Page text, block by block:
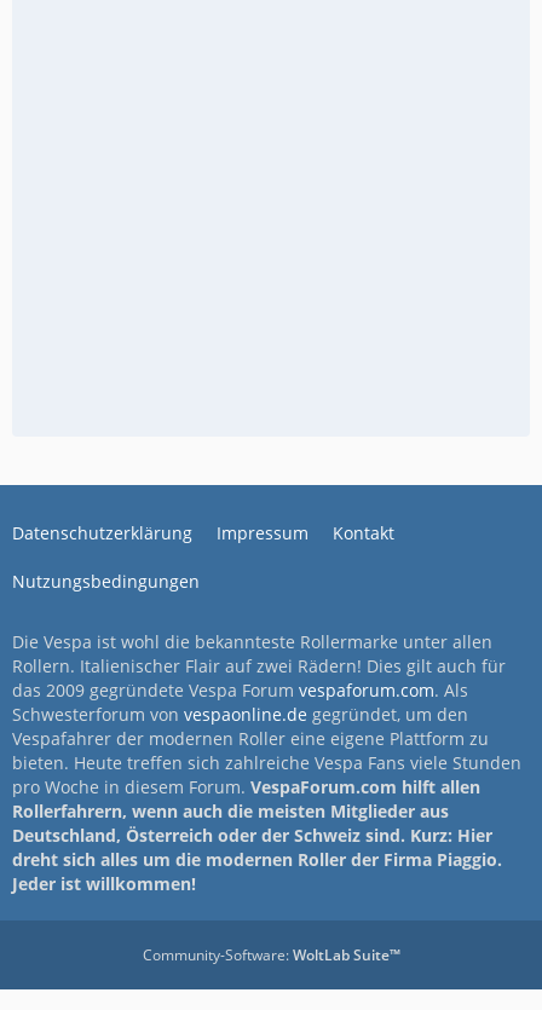
Datenschutzerklärung Impressum Kontakt
Nutzungsbedingungen
Die Vespa ist wohl die bekannteste Rollermarke unter allen
Rollern. Italienischer Flair auf zwei Rädern! Dies gilt auch für
das 2009 gegründete Vespa Forum vespaforum.com. Als
Schwesterforum von vespaonline.de gegründet, um den
Vespafahrer der modernen Roller eine eigene Plattform zu
bieten. Heute treffen sich zahlreiche Vespa Fans viele Stunden
pro Woche in diesem Forum. VespaForum.com hilft allen
Rollerfahrern, wenn auch die meisten Mitglieder aus
Deutschland, Österreich oder der Schweiz sind. Kurz: Hier
dreht sich alles um die modernen Roller der Firma Piaggio.
Jeder ist willkommen!
Community-Software:WoltLab Suite™